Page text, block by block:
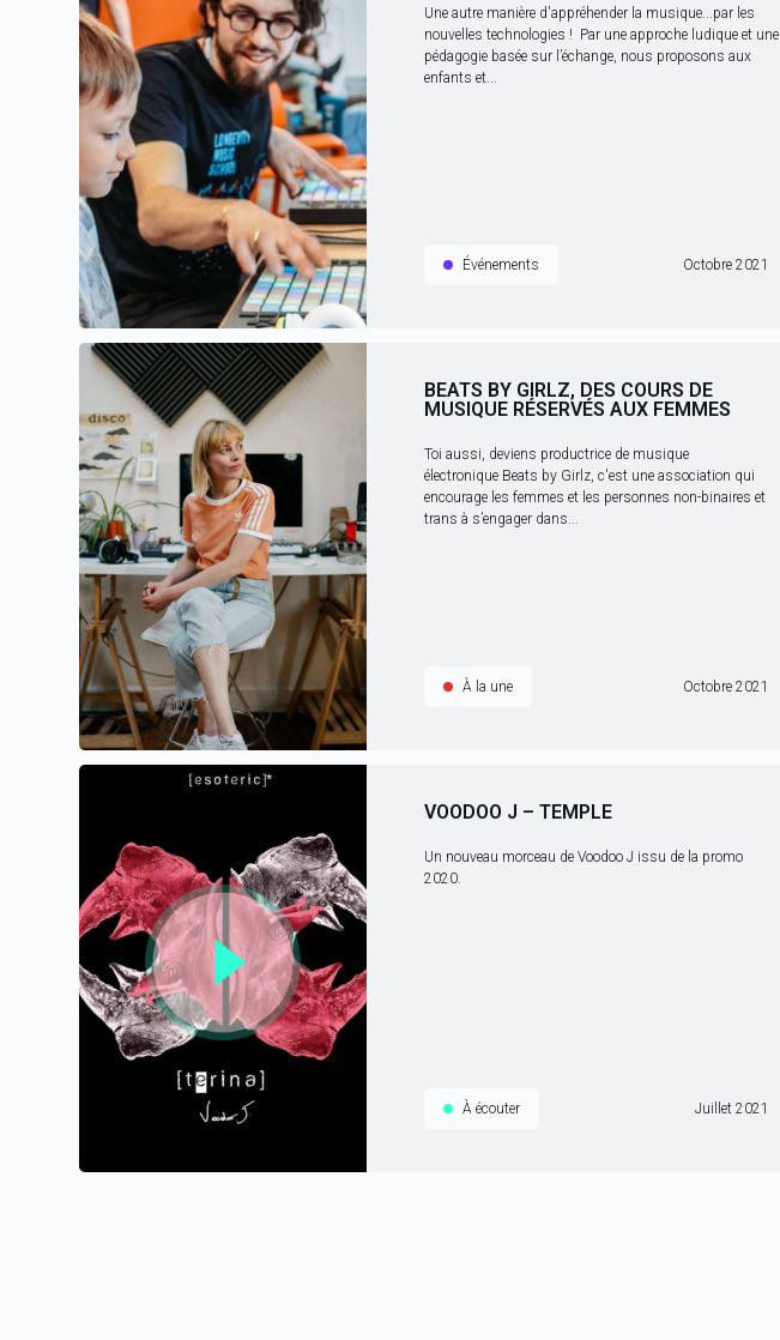
Événements Octobre 2021
Une autre manière d'appréhender la musique...par les
nouvelles technologies ! Par une approche ludique et une
pédagogie basée sur l’échange, nous proposons aux
enfants et...
À la une Octobre 2021
BEATS BY GIRLZ, DES COURS DE
MUSIQUE RÉSERVÉS AUX FEMMES
Toi aussi, deviens productrice de musique
électronique Beats by Girlz, c'est une association qui
encourage les femmes et les personnes non-binaires et
trans à s’engager dans...
À écouter Juillet 2021
VOODOO J – TEMPLE
Un nouveau morceau de Voodoo J issu de la promo
2020.